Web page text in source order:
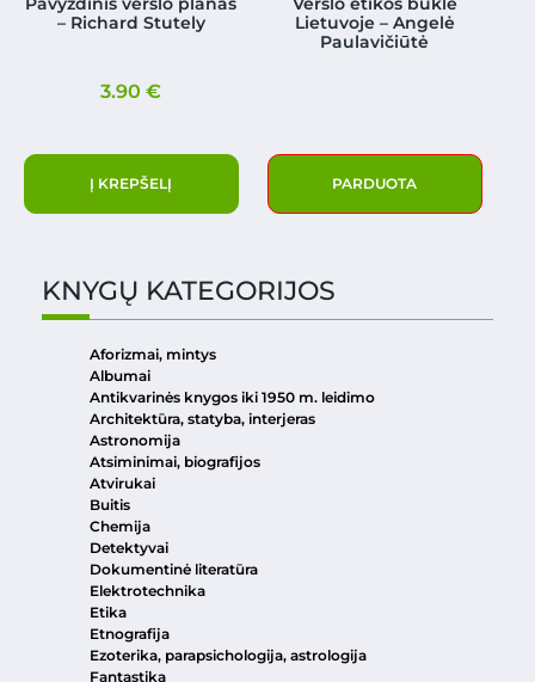
– Richard Stutely
3.90€
Į KREPŠELĮ
Lietuvoje – Angelė
Paulavičiūtė
PARDUOTA
KNYGŲ KATEGORIJOS
Aforizmai, mintys
Albumai
Antikvarinės knygos iki 1950 m. leidimo
Architektūra, statyba, interjeras
Astronomija
Atsiminimai, biografijos
Atvirukai
Buitis
Chemija
Detektyvai
Dokumentinė literatūra
Elektrotechnika
Etika
Etnografija
Ezoterika, parapsichologija, astrologija
Fantastika